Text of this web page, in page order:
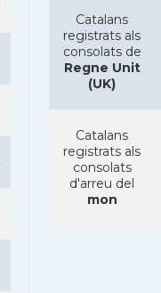
Catalans
registrats als
consolats de
Regne Unit
(UK)
Catalans
registrats als
consolats
d'arreu del
mon